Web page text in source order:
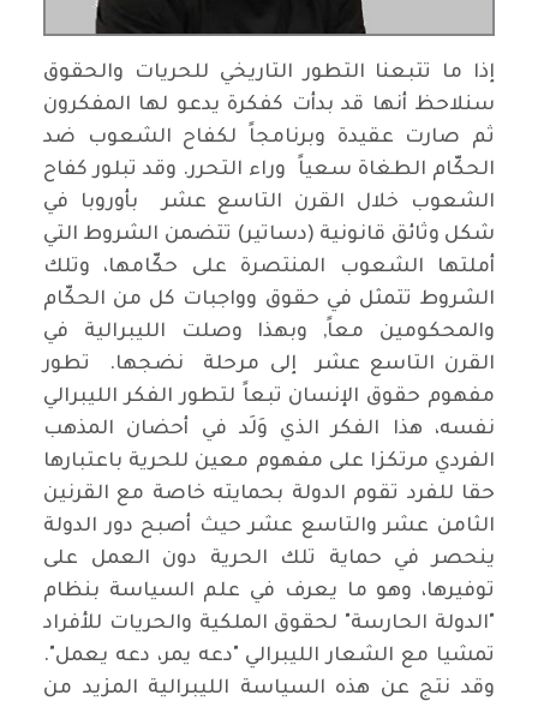
إذا ما تتبعنا التطور التاريخي للحريات والحقوق
سنلاحظ أنها قد بدأت كفكرة يدعو لها المفكرون
ثم صارت عقيدة وبرنامجاً لكفاح الشعوب ضد
الحكّام الطغاة سعياً وراء التحرر. وقد تبلور كفاح
الشعوب خلال القرن التاسع عشر بأوروبا في
شكل وثائق قانونية (دساتير) تتضمن الشروط التي
أملتها الشعوب المنتصرة على حكّامها، وتلك
الشروط تتمثل في حقوق وواجبات كل من الحكّام
والمحكومين معاً, وبهذا وصلت الليبرالية في
القرن التاسع عشر إلى مرحلة نضجها. تطور
مفهوم حقوق الإنسان تبعاً لتطور الفكر الليبرالي
نفسه، هذا الفكر الذي وَلَد في أحضان المذهب
الفردي مرتكزا على مفهوم معين للحرية باعتبارها
حقا للفرد تقوم الدولة بحمايته خاصة مع القرنين
الثامن عشر والتاسع عشر حيث أصبح دور الدولة
ينحصر في حماية تلك الحرية دون العمل على
توفيرها، وهو ما يعرف في علم السياسة بنظام
"الدولة الحارسة" لحقوق الملكية والحريات للأفراد
تمشيا مع الشعار الليبرالي "دعه يمر، دعه يعمل".
وقد نتج عن هذه السياسة الليبرالية المزيد من